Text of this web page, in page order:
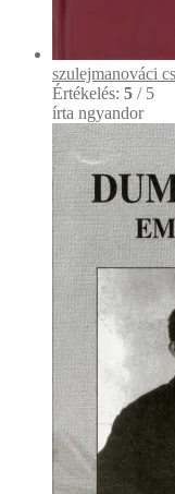
szulejmanováci
Értékelés: 5 / 5
írta ngyandor